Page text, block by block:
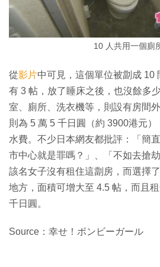
10 人共用一個廁
從影片中可見，這個單位被劏成 10
有 3 帖，放了睡床之後，也沒餘多
室、廁所、洗衣機等，則設有房間
則為 5 萬 5 千日圓（約 3900港元
水費。不少日本網友都批評：「簡
市中心就是罪嗎？」、「不如去搶
該名女子沒有租住這劏房，而選擇
地方，面積可增大至 4.5 帖，而且
千日圓。
Source：幸せ！ボンビーガール